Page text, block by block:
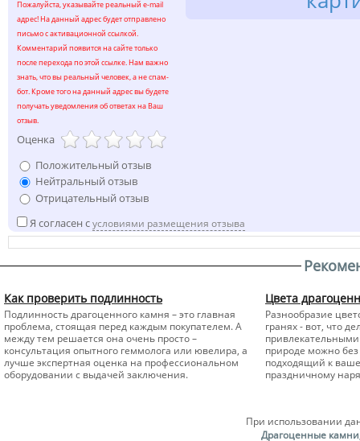
Пожалуйста, указывайте реальный e-mail
адрес! На данный адрес будет отправлено
письмо с активационной ссылкой.
Комментарий появится на сайте только
после перехода по этой ссылке. Нам важно
знать, что вы реальный человек, а не спам-
бот. Кроме того на данный адрес вы будете
получать уведомления об ответах на Ваш
отзыв.
Оценка
Положительный отзыв
Нейтральный отзыв
Отрицательный отзыв
Я согласен сусловиями размещения отзыва
Как проверить подлинность
Подлинность драгоценного камня – это главная
проблема, стоящая перед каждым покупателем. А
между тем решается она очень просто –
консультация опытного геммолога или ювелира, а
лучше экспертная оценка на профессиональном
оборудовании с выдачей заключения.
Цвета
Разнообразие
гранях - вот, что
природе можно
подходящий к
праздничному
При использовании
Драгоценные